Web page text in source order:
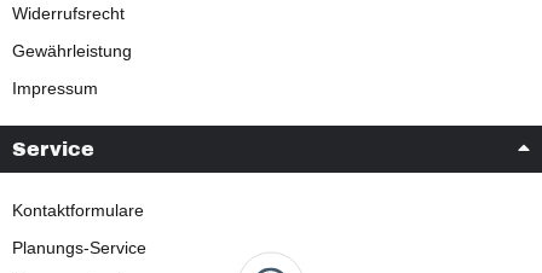
Widerrufsrecht
Gewährleistung
Impressum
Service
Kontaktformulare
Planungs-Service